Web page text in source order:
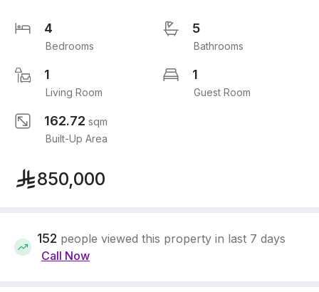
4
Bedrooms
5
Bathrooms
1
Living Room
1
Guest Room
162.72 sqm
Built-Up Area
850,000
152 people viewed this property in last 7 days
Call Now